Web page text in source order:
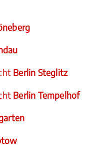
Berlin Steglitz
Berlin Tempelhof